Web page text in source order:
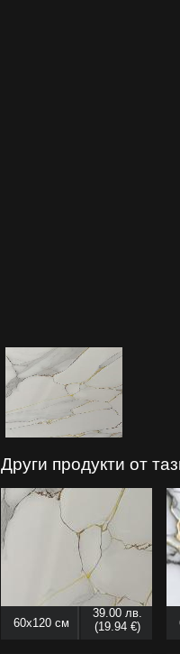
Други продукти от
60x120 см
39.00 лв.
(19.94 €)